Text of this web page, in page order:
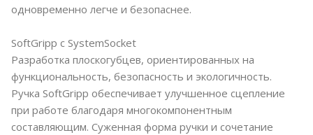
одновременно легче и безопаснее.
SoftGripp с SystemSocket
Разработка плоскогубцев, ориентированных на
функциональность, безопасность и экологичность.
Ручка SoftGripp обеспечивает улучшенное сцепление
при работе благодаря многокомпонентным
составляющим. Суженная форма ручки и сочетание